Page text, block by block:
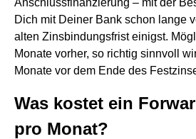
Anschlussfinanzierung – mit der
Dich mit Deiner Bank schon lange
alten Zinsbindungsfrist einigst.
Monate vorher, so richtig sinnvoll
Monate vor dem Ende des
Was kostet ein
pro Monat?